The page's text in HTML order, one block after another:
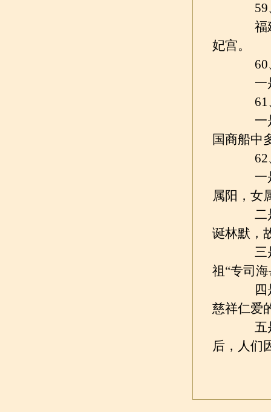
59、
福建
妃宫。
60、
一是
61、
一是
国商船中
62、
一是
属阳，女
二是
诞林默，
三是
祖“专司
四是
慈祥仁爱
五是
后，人们